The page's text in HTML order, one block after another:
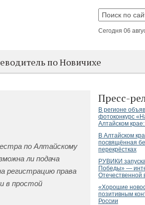
Сегодня 06
по Новичихе
Пресс-
В регионе
фотоконкурс
Алтайском
В Алтайском
посвящённая
перекрёстках
РУВИКИ
Победы» —
Отечественной
«Хорошие
позитивным
России
по Алтайскому
ли подача
регистрацию права
в простой